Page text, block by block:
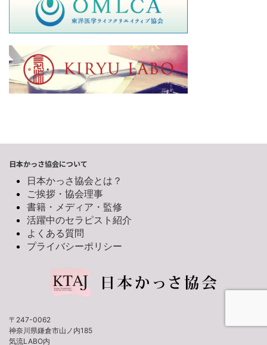
日本かっさ協会について
日本かっさ協会とは？
ご挨拶・協会理事
書籍・メディア・監修
活躍中のセラピスト紹介
よくある質問
プライバシーポリシー
〒247-0062
神奈川県鎌倉市山ノ内185
気流LABO内